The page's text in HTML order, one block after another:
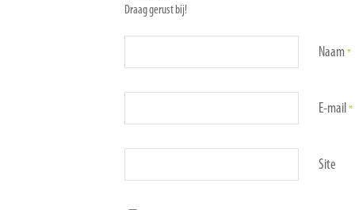
Draag gerust bij!
Naam *
E-mail *
Site